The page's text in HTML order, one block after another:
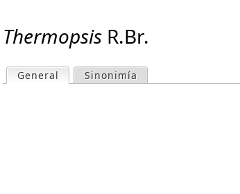
Thermopsis R.Br.
P
General (active tab)
Sinonimía